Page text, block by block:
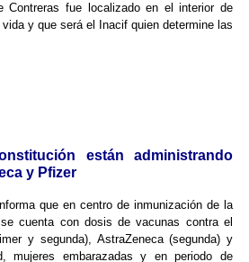
Contreras fue localizado en el interior de
y que será el Inacif quien determine las
están administrando
y Pfizer
que en centro de inmunización de la
cuenta con dosis de vacunas contra el
y segunda), AstraZeneca (segunda) y
mujeres embarazadas y en periodo de